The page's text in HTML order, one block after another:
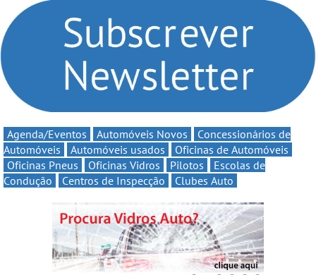
compromisso com o
automobilismo nacional
continua em 2026
Volta” com descontos de
Agenda/Eventos Automóveis Novos
Concessionários de
Automóveis
Automóveis usados
Oficinas de Automóveis
Oficinas Pneus
Oficinas Vidros Pilotos
Escolas de
Condução
Centros de Inspecção Clubes Auto